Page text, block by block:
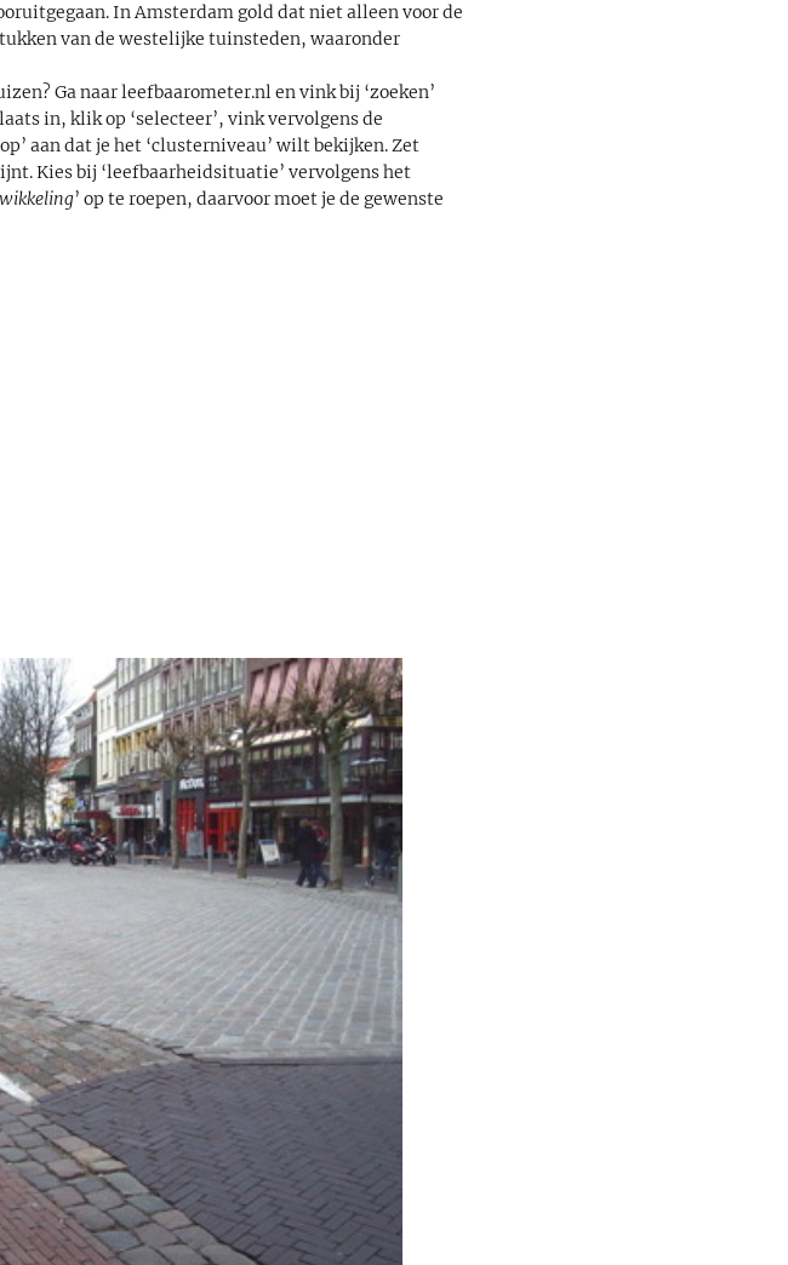
In Amsterdam gold dat niet alleen voor de
van de westelijke tuinsteden, waaronder
Ga naar leefbaarometer.nl en vink bij ‘zoeken’
in, klik op ‘selecteer’, vink vervolgens de
aan dat je het ‘clusterniveau’ wilt bekijken. Zet
Kies bij ‘leefbaarheidsituatie’ vervolgens het
’ op te roepen, daarvoor moet je de gewenste